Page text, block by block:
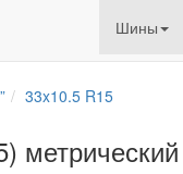
Шины
33x10.5 R15